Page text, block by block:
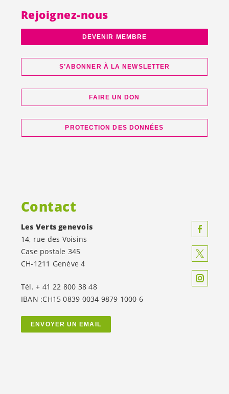
Rejoignez-nous
DEVENIR MEMBRE
S’ABONNER À LA NEWSLETTER
FAIRE UN DON
PROTECTION DES DONNÉES
Contact
Les Verts genevois
14, rue des Voisins
Case postale 345
CH-1211 Genève 4
Tél. + 41 22 800 38 48
IBAN :CH15 0839 0034 9879 1000 6
ENVOYER UN EMAIL